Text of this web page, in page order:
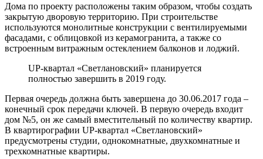
Дома по проекту расположены таким образом, чтобы создать
закрытую дворовую территорию. При строительстве
используются монолитные конструкции с вентилируемыми
фасадами, с облицовкой из керамогранита, а также со
встроенным витражным остеклением балконов и лоджий.
UP-квартал «Светлановский» планируется
полностью завершить в 2019 году.
Первая очередь должна быть завершена до 30.06.2017 года –
конечный срок передачи ключей. В первую очередь входит
дом №5, он же самый вместительный по количеству квартир.
В квартирографии UP-квартал «Светлановский»
предусмотрены студии, однокомнатные, двухкомнатные и
трехкомнатные квартиры.